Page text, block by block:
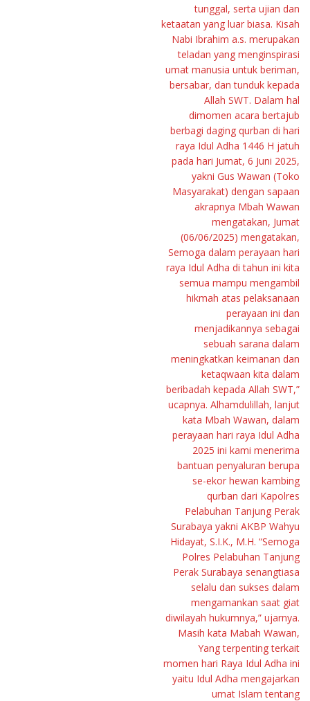
tunggal, serta ujian dan
ketaatan yang luar biasa. Kisah
Nabi Ibrahim a.s. merupakan
teladan yang menginspirasi
umat manusia untuk beriman,
bersabar, dan tunduk kepada
Allah SWT. Dalam hal
dimomen acara bertajub
berbagi daging qurban di hari
raya Idul Adha 1446 H jatuh
pada hari Jumat, 6 Juni 2025,
yakni Gus Wawan (Toko
Masyarakat) dengan sapaan
akrapnya Mbah Wawan
mengatakan, Jumat
(06/06/2025) mengatakan,
Semoga dalam perayaan hari
raya Idul Adha di tahun ini kita
semua mampu mengambil
hikmah atas pelaksanaan
perayaan ini dan
menjadikannya sebagai
sebuah sarana dalam
meningkatkan keimanan dan
ketaqwaan kita dalam
beribadah kepada Allah SWT,”
ucapnya. Alhamdulillah, lanjut
kata Mbah Wawan, dalam
perayaan hari raya Idul Adha
2025 ini kami menerima
bantuan penyaluran berupa
se-ekor hewan kambing
qurban dari Kapolres
Pelabuhan Tanjung Perak
Surabaya yakni AKBP Wahyu
Hidayat, S.I.K., M.H. “Semoga
Polres Pelabuhan Tanjung
Perak Surabaya senangtiasa
selalu dan sukses dalam
mengamankan saat giat
diwilayah hukumnya,” ujarnya.
Masih kata Mabah Wawan,
Yang terpenting terkait
momen hari Raya Idul Adha ini
yaitu Idul Adha mengajarkan
umat Islam tentang